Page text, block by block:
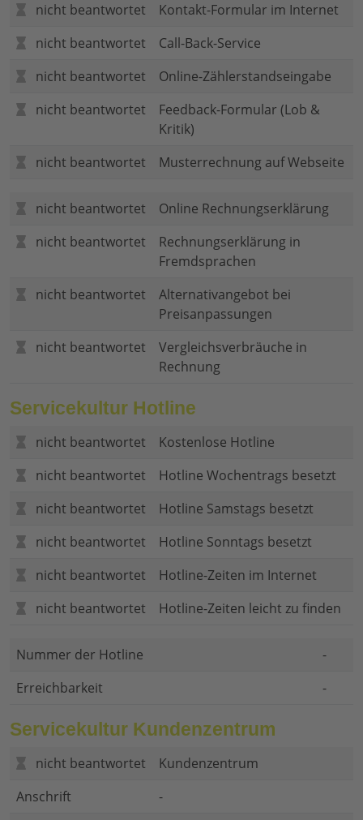
nicht beantwortet
Kontakt-Formular im Internet
nicht beantwortet
Call-Back-Service
nicht beantwortet
Online-Zählerstandseingabe
nicht beantwortet
Feedback-Formular (Lob &
Kritik)
nicht beantwortet
Musterrechnung auf Webseite
nicht beantwortet
Online Rechnungserklärung
nicht beantwortet
Rechnungserklärung in
Fremdsprachen
nicht beantwortet
Alternativangebot bei
Preisanpassungen
nicht beantwortet
Vergleichsverbräuche in
Rechnung
Servicekultur Hotline
nicht beantwortet
Kostenlose Hotline
nicht beantwortet
Hotline Wochentrags besetzt
nicht beantwortet
Hotline Samstags besetzt
nicht beantwortet
Hotline Sonntags besetzt
nicht beantwortet
Hotline-Zeiten im Internet
nicht beantwortet
Hotline-Zeiten leicht zu finden
Nummer der Hotline
-
Erreichbarkeit
-
Servicekultur Kundenzentrum
nicht beantwortet
Kundenzentrum
Anschrift
-